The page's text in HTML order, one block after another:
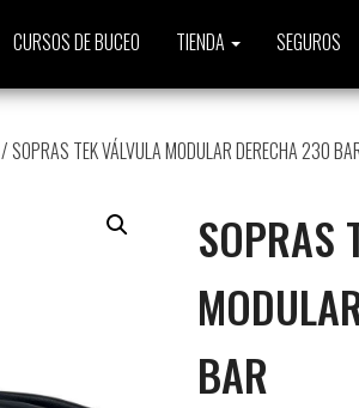
CURSOS DE BUCEO TIENDA SEGUROS
/ SOPRAS TEK VÁLVULA MODULAR DERECHA 230
SOPRAS
BAR